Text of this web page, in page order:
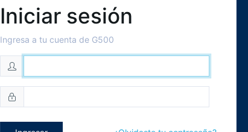
Iniciar sesión
Ingresa a tu cuenta de G500